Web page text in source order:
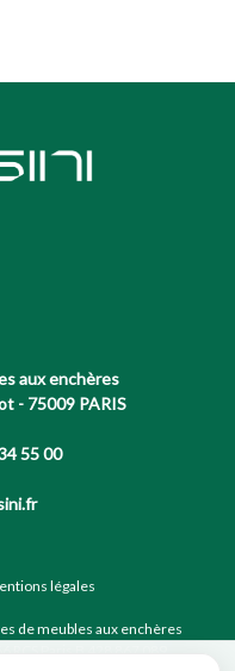
aux enchères
- 75009 PARIS
55 00
légales
de meubles aux enchères